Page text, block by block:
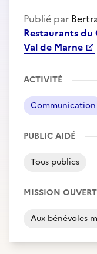
Publié par
Restaurants
Val de Marne
ACTIVITÉ
Communication
PUBLIC AIDÉ
Tous publics
MISSION
Aux bénévoles